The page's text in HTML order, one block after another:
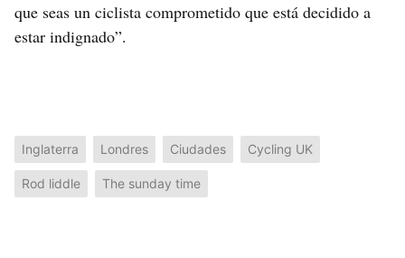
que seas un ciclista comprometido que está decidido a
estar indignado”.
Inglaterra Londres Ciudades Cycling UK
Rod liddle The sunday time